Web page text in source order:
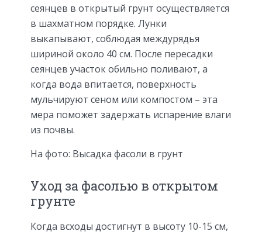
сеянцев в открытый грунт осуществляется
в шахматном порядке. Лунки
выкапывают, соблюдая междурядья
шириной около 40 см. После пересадки
сеянцев участок обильно поливают, а
когда вода впитается, поверхность
мульчируют сеном или компостом – эта
мера поможет задержать испарение влаги
из почвы.
На фото: Высадка фасоли в грунт
Уход за фасолью в открытом
грунте
Когда всходы достигнут в высоту 10-15 см,